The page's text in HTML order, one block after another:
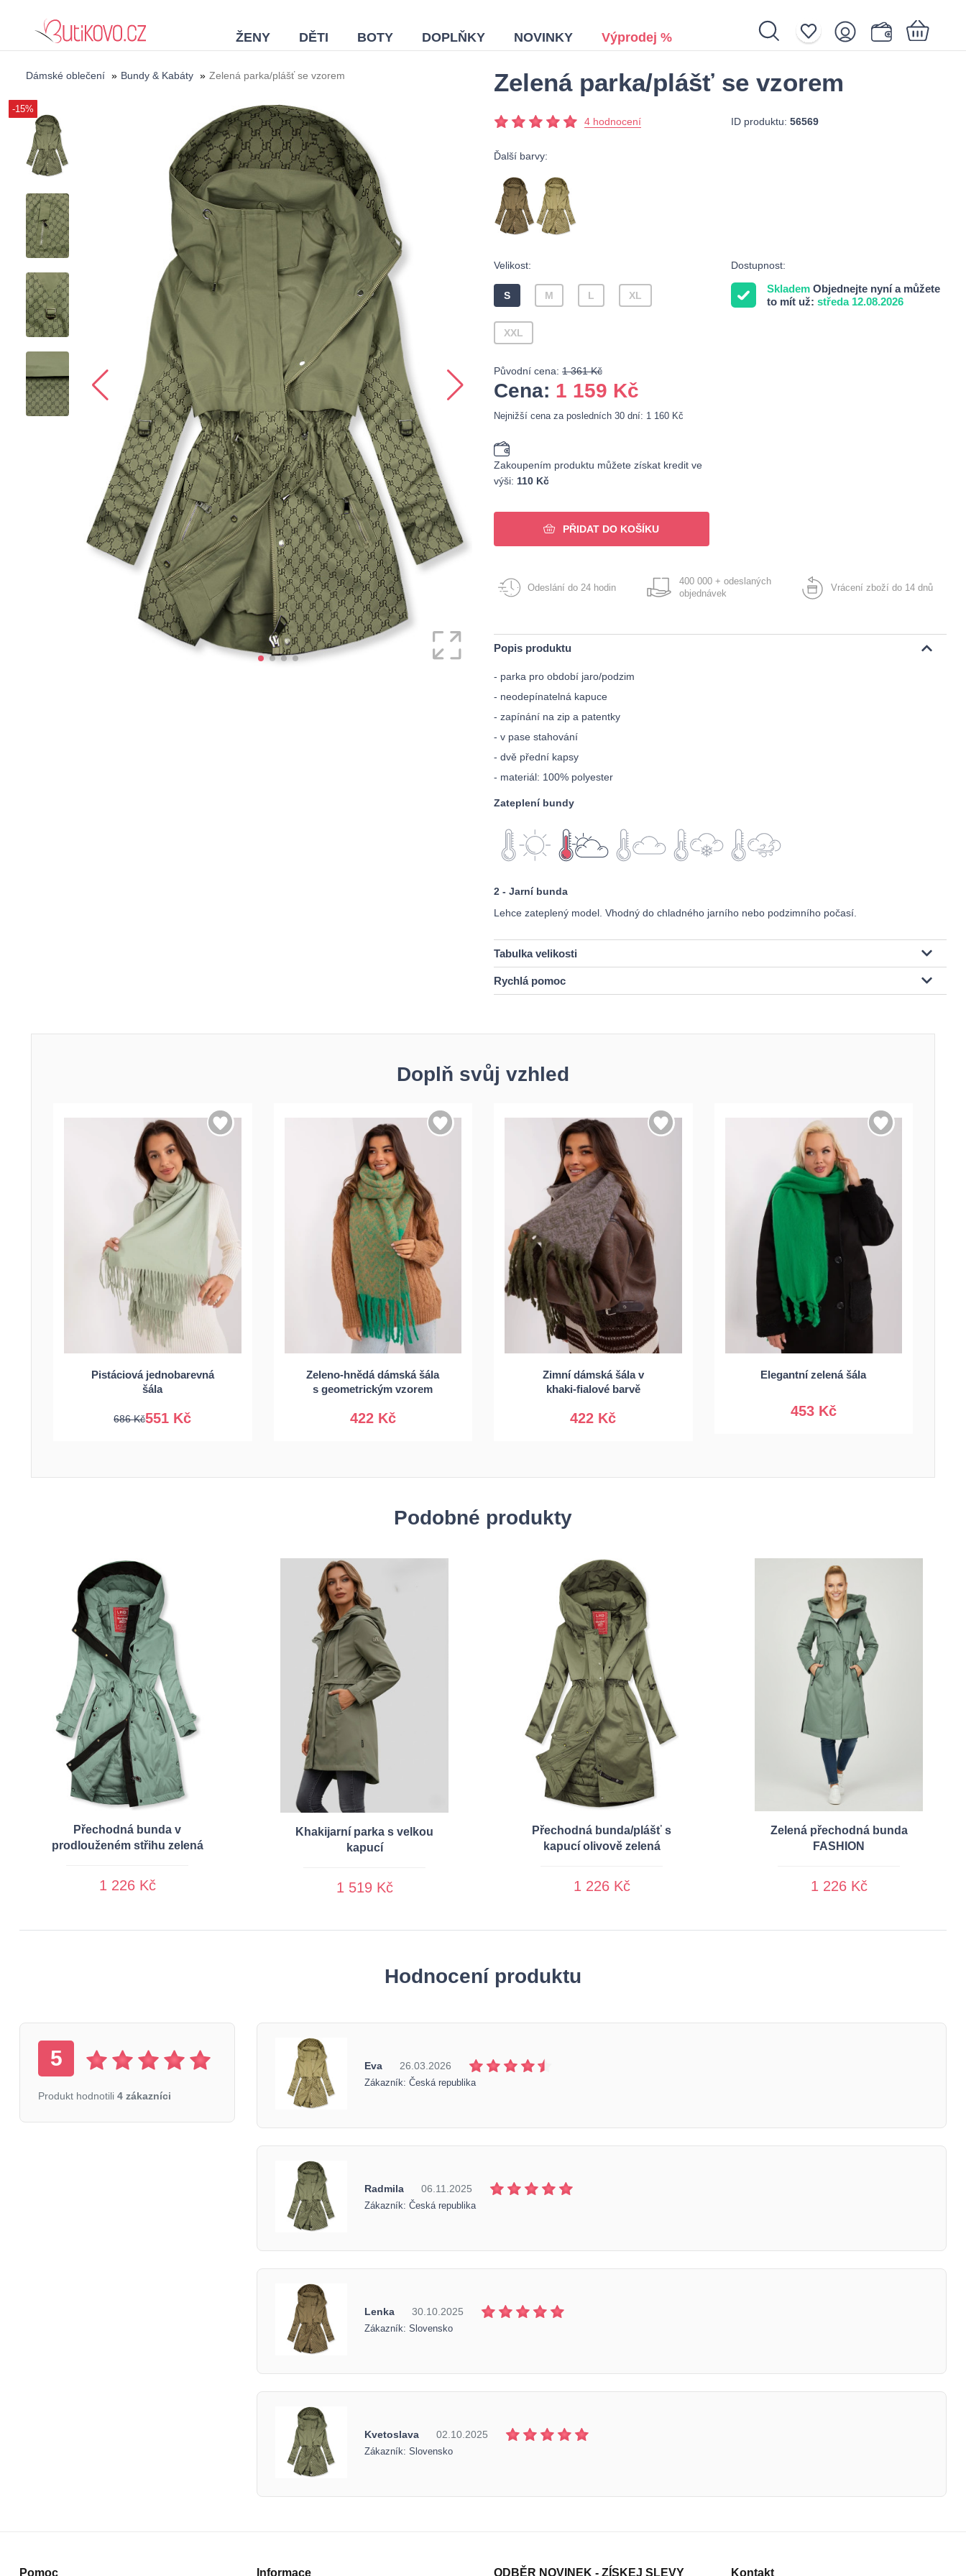
ŽENY DĚTI BOTY DOPLŇKY NOVINKY Výprodej %
Nákupní košík je prázdný.
Dámské oblečení » Bundy & Kabáty » Zelená parka/plášť se vzorem
-15%
Zelená parka/plášť se vzorem
4 hodnocení ID produktu: 56569
Dostupnost:
Skladem Objednejte nyní a můžete
to mít už: středa 12.08.2026
Ďalší barvy:
Velikost:
S M L XL
XXL
Původní cena: 1 361 Kč
Cena: 1 159 Kč
Nejnižší cena za posledních 30 dní: 1 160 Kč
Zakoupením produktu můžete získat kredit ve
výši: 110 Kč
PŘIDAT DO KOŠÍKU
Odeslání do 24 hodin
400 000 + odeslaných
objednávek
Vrácení zboží do 14 dnů
Popis produktu
- parka pro období jaro/podzim
- neodepínatelná kapuce
- zapínání na zip a patentky
- v pase stahování
- dvě přední kapsy
- materiál: 100% polyester
Zateplení bundy
2 - Jarní bunda
Lehce zateplený model. Vhodný do chladného jarního nebo podzimního počasí.
Tabulka velikosti
Rychlá pomoc
Doplň svůj vzhled
Pistáciová jednobarevná
šála
551 Kč
686 Kč
Univerzální
Zeleno-hnědá dámská šála
s geometrickým vzorem
422 Kč
Univerzální
Zimní dámská šála v
khaki-fialové barvě
422 Kč
Univerzální Elegantní zelená šála
453 Kč
Univerzální
Podobné produkty
Přechodná bunda v
prodlouženém střihu zelená
1 226 Kč
Khakijarní parka s velkou
kapucí
1 519 Kč
Přechodná bunda/plášť s
kapucí olivově zelená
1 226 Kč
Zelená přechodná bunda
FASHION
1 226 Kč
Hodnocení produktu
5
Produkt hodnotili 4 zákazníci
Eva 26.03.2026
Zákazník: Česká republika
Radmila 06.11.2025
Zákazník: Česká republika
Lenka 30.10.2025
Zákazník: Slovensko
Kvetoslava 02.10.2025
Zákazník: Slovensko
Pomoc Informace ODBĚR NOVINEK - ZÍSKEJ SLEVY Kontakt